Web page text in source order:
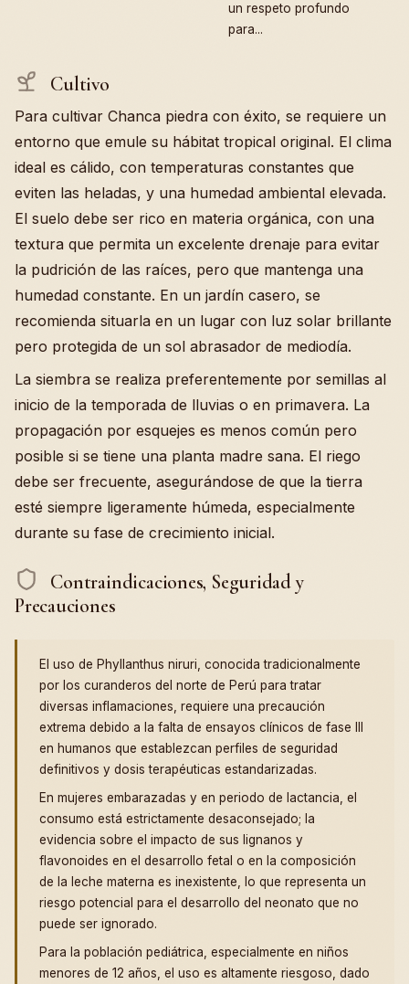
un respeto profundo
para...
Cultivo
Para cultivar Chanca piedra con éxito, se requiere un
entorno que emule su hábitat tropical original. El clima
ideal es cálido, con temperaturas constantes que
eviten las heladas, y una humedad ambiental elevada.
El suelo debe ser rico en materia orgánica, con una
textura que permita un excelente drenaje para evitar
la pudrición de las raíces, pero que mantenga una
humedad constante. En un jardín casero, se
recomienda situarla en un lugar con luz solar brillante
pero protegida de un sol abrasador de mediodía.
La siembra se realiza preferentemente por semillas al
inicio de la temporada de lluvias o en primavera. La
propagación por esquejes es menos común pero
posible si se tiene una planta madre sana. El riego
debe ser frecuente, asegurándose de que la tierra
esté siempre ligeramente húmeda, especialmente
durante su fase de crecimiento inicial.
Contraindicaciones, Seguridad y
Precauciones
El uso de Phyllanthus niruri, conocida tradicionalmente
por los curanderos del norte de Perú para tratar
diversas inflamaciones, requiere una precaución
extrema debido a la falta de ensayos clínicos de fase III
en humanos que establezcan perfiles de seguridad
definitivos y dosis terapéuticas estandarizadas.
En mujeres embarazadas y en periodo de lactancia, el
consumo está estrictamente desaconsejado; la
evidencia sobre el impacto de sus lignanos y
flavonoides en el desarrollo fetal o en la composición
de la leche materna es inexistente, lo que representa un
riesgo potencial para el desarrollo del neonato que no
puede ser ignorado.
Para la población pediátrica, especialmente en niños
menores de 12 años, el uso es altamente riesgoso, dado